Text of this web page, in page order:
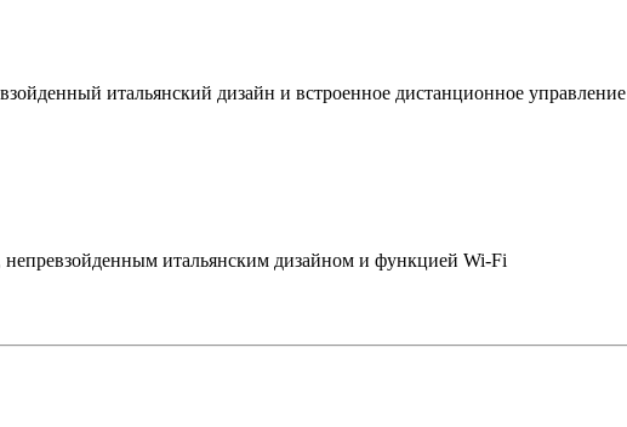
итальянский дизайн и встроенное дистанционное управление
непревзойденным итальянским дизайном и функцией Wi-Fi